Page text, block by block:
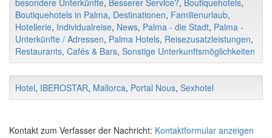
besondere Unterkünfte, Besserer Service?, Boutiquehotels,
Boutiquehotels in Palma, Destinationen, Familienurlaub,
Hotellerie, Individualreise, News, Palma - die Stadt, Palma -
Unterkünfte / Adressen, Palma Hotels, Reisezusatzleistungen,
Restaurants, Cafés & Bars, Sonstige Unterkunftsmöglichkeiten
Hotel, IBEROSTAR, Mallorca, Portal Nous, Sexhotel
Kontakt zum Verfasser der Nachricht: Kontaktformular anzeigen